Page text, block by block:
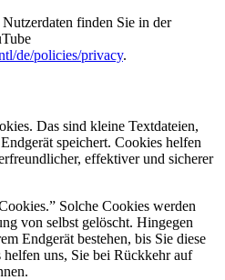
finden Sie in der
de/policies/privacy.
Das sind kleine Textdateien,
speichert. Cookies helfen
effektiver und sicherer
Solche Cookies werden
von selbst gelöscht. Hingegen
Endgerät bestehen, bis Sie diese
uns, Sie bei Rückkehr auf